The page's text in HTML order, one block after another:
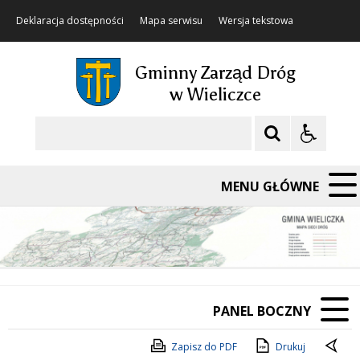
Deklaracja dostępności Mapa serwisu Wersja tekstowa
Gminny Zarząd Dróg
w Wieliczce
MENU GŁÓWNE
PANEL BOCZNY
Zapisz do PDF Drukuj